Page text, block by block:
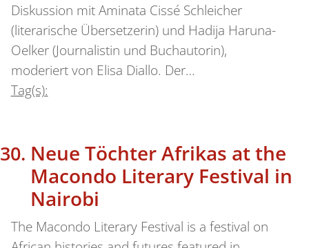
Diskussion mit Aminata Cissé Schleicher
(literarische Übersetzerin) und Hadija Haruna-
Oelker (Journalistin und Buchautorin),
moderiert von Elisa Diallo. Der…
Tag(s):
Neue Töchter Afrikas at the
Macondo Literary Festival in
Nairobi
The Macondo Literary Festival is a festival on